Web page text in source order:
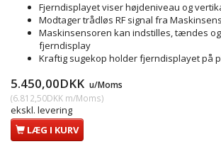
Fjerndisplayet viser højdeniveau og
Modtager trådløs RF signal fra
Maskinsensoren kan indstilles, tændes
fjerndisplay
Kraftig sugekop holder fjerndisplayet på
5.450,00DKK u/Moms
(6.812,50DKK m/Moms)
ekskl. levering
LÆG I KURV